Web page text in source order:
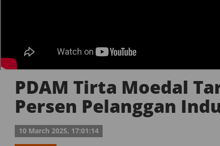
PDAM Tirta Moedal
Persen Pelanggan
10 March 2025, 17:01:14